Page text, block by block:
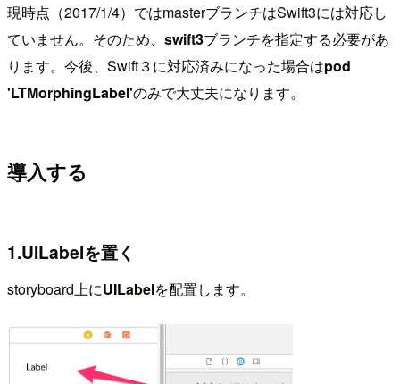
現時点（2017/1/4）ではmasterブランチはSwift3には対応し
ていません。そのため、 swift3ブランチを指定する必要があ
ります。今後、Swift３に対応済みになった場合はpod
'LTMorphingLabel'のみで大丈夫になります。
導入する
1.UILabelを置く
storyboard上にUILabelを配置します。